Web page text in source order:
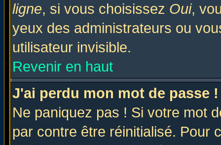
ligne, si vous choisissez Oui,
yeux des administrateurs ou
utilisateur invisible.
Revenir en haut
J'ai perdu mon mot de passe !
Ne paniquez pas ! Si votre mot
par contre être réinitialisé. Pour